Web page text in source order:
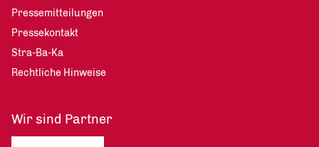
Pressemitteilungen
Pressekontakt
Stra-Ba-Ka
Rechtliche Hinweise
Wir sind Partner